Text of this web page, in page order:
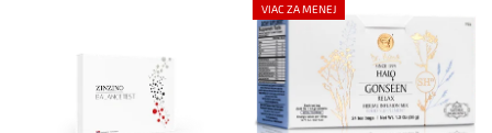
VIAC ZA MENEJ